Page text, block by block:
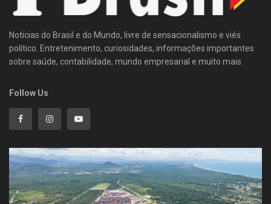
Notícias do Brasil e do Mundo, livre de sensacionalismo e viés
político. Entretenimento, curiosidades, informações importantes
sobre saúde, contabilidade, mundo empresarial e muito mais.
Follow Us